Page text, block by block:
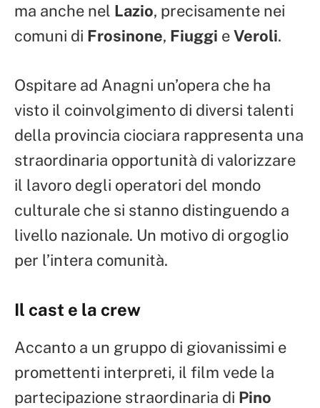
ma anche nel Lazio, precisamente nei
comuni di Frosinone, Fiuggi eVeroli.
Ospitare ad Anagni un’opera che ha
visto il coinvolgimento di diversi talenti
della provincia ciociara rappresenta una
straordinaria opportunità di valorizzare
il lavoro degli operatori del mondo
culturale che si stanno distinguendo a
livello nazionale. Un motivo di orgoglio
per l’intera comunità.
Il cast e la crew
Accanto a un gruppo di giovanissimi e
promettenti interpreti, il film vede la
partecipazione straordinaria di Pino